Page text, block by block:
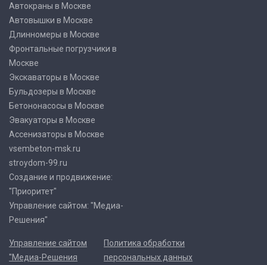
Автокраны в Москве
Автовышки в Москве
Длинномеры в Москве
Фронтальные погрузчики в
Москве
Экскаваторы в Москве
Бульдозеры в Москве
Бетононасосы в Москве
Эвакуаторы в Москве
Ассенизаторы в Москве
vsembeton-msk.ru
stroydom-99.ru
Создание и продвижение:
"Приоритет"
Управление сайтом: "Медиа-
Решения"
Управление сайтом
"Медиа-Решения
Политика обработки
персональных данных